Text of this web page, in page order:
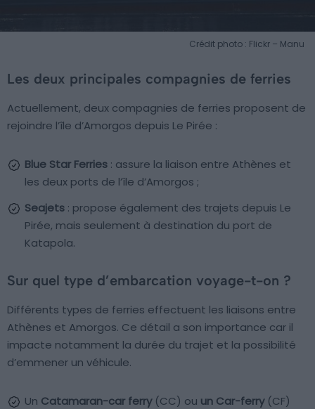
Crédit photo : Flickr – Manu
Les deux principales compagnies de ferries
Actuellement, deux compagnies de ferries proposent de
rejoindre l’île d’Amorgos depuis Le Pirée :
Blue Star Ferries : assure la liaison entre Athènes et
les deux ports de l’île d’Amorgos ;
Seajets : propose également des trajets depuis Le
Pirée, mais seulement à destination du port de
Katapola.
Sur quel type d’embarcation voyage-t-on ?
Différents types de ferries effectuent les liaisons entre
Athènes et Amorgos. Ce détail a son importance car il
impacte notamment la durée du trajet et la possibilité
d’emmener un véhicule.
Un Catamaran-car ferry(CC) ou un Car-ferry(CF)